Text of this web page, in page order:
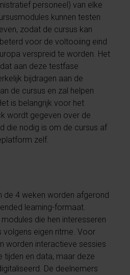
personeel) van elke
kunnen testen
zodat de cursus kan
voor de voltooiing eind
verspreid te worden. Het
aan deze testfase
bijdragen aan de
de cursus en zal helpen
is belangrijk voor het
wordt gegeven over de
die nodig is om de cursus af
zelf.
de 4 weken worden afgerond
learning-formaat.
die hen interesseren
volgens eigen ritme. Voor
worden interactieve sessies
en data, maar deze
De deelnemers